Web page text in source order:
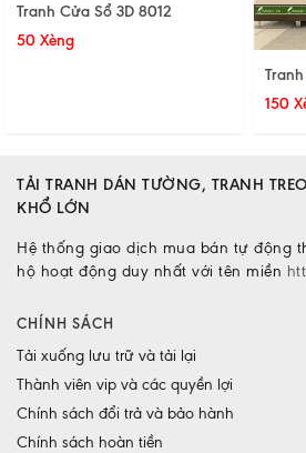
Tranh Cửa Sổ 3D 8012
50 Xèng
150
TẢI TRANH DÁN TƯỜNG, TRANH
KHỔ LỚN
Hệ thống giao dịch mua bán tự động
hộ hoạt động duy nhất với tên miền
CHÍNH SÁCH
Tải xuống lưu trữ và tải lại
Thành viên vip và các quyền lợi
Chính sách đổi trả và bảo hành
Chính sách hoàn tiền